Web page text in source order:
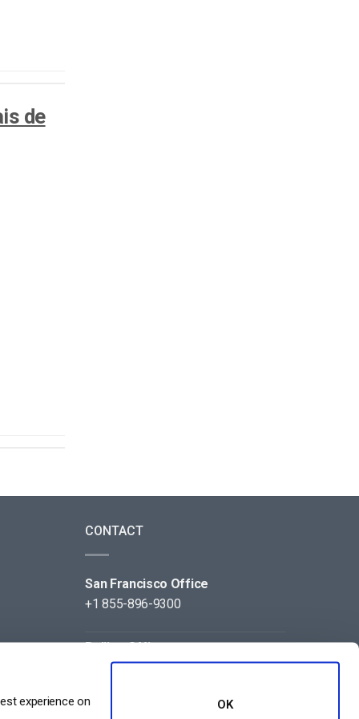
experience on OK
de
CONTACT
San Francisco Office
+1 855-896-9300
Beijing Office
+86 105-123-5043